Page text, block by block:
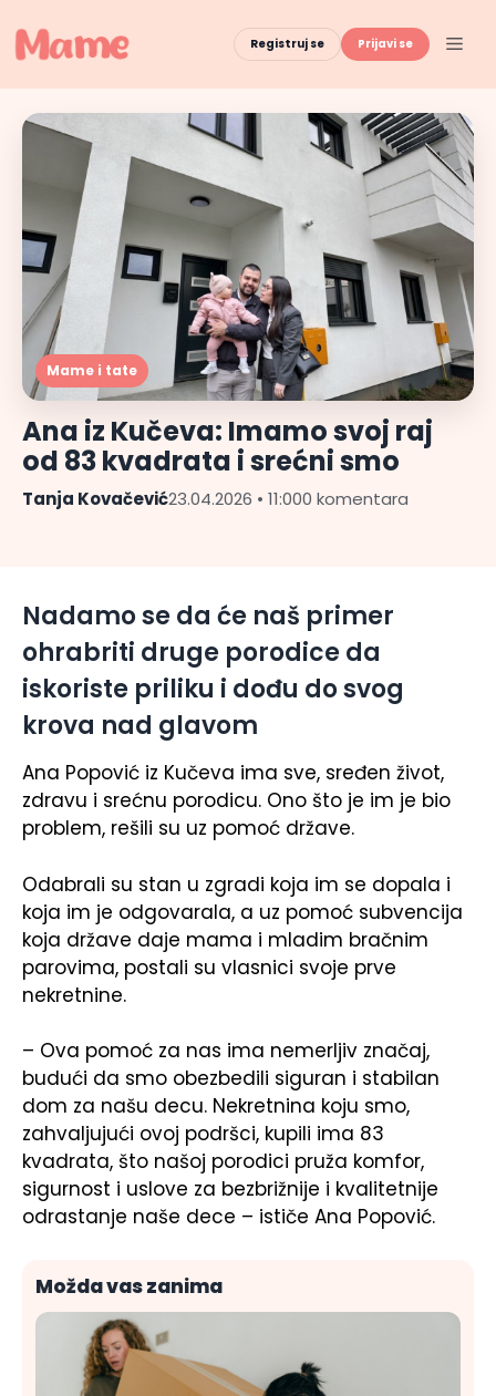
to
content
Registruj se Prijavi se
Mame i tate
Ana iz Kučeva: Imamo svoj raj
od 83 kvadrata i srećni smo
Tanja Kovačević23.04.2026 • 11:000 komentara
Nadamo se da će naš primer
ohrabriti druge porodice da
iskoriste priliku i dođu do svog
krova nad glavom
Ana Popović iz Kučeva ima sve, sređen život,
zdravu i srećnu porodicu. Ono što je im je bio
problem, rešili su uz pomoć države.
Odabrali su stan u zgradi koja im se dopala i
koja im je odgovarala, a uz pomoć subvencija
koja države daje mama i mladim bračnim
parovima, postali su vlasnici svoje prve
nekretnine.
– Ova pomoć za nas ima nemerljiv značaj,
budući da smo obezbedili siguran i stabilan
dom za našu decu. Nekretnina koju smo,
zahvaljujući ovoj podršci, kupili ima 83
kvadrata, što našoj porodici pruža komfor,
sigurnost i uslove za bezbrižnije i kvalitetnije
odrastanje naše dece – ističe Ana Popović.
Možda vas zanima